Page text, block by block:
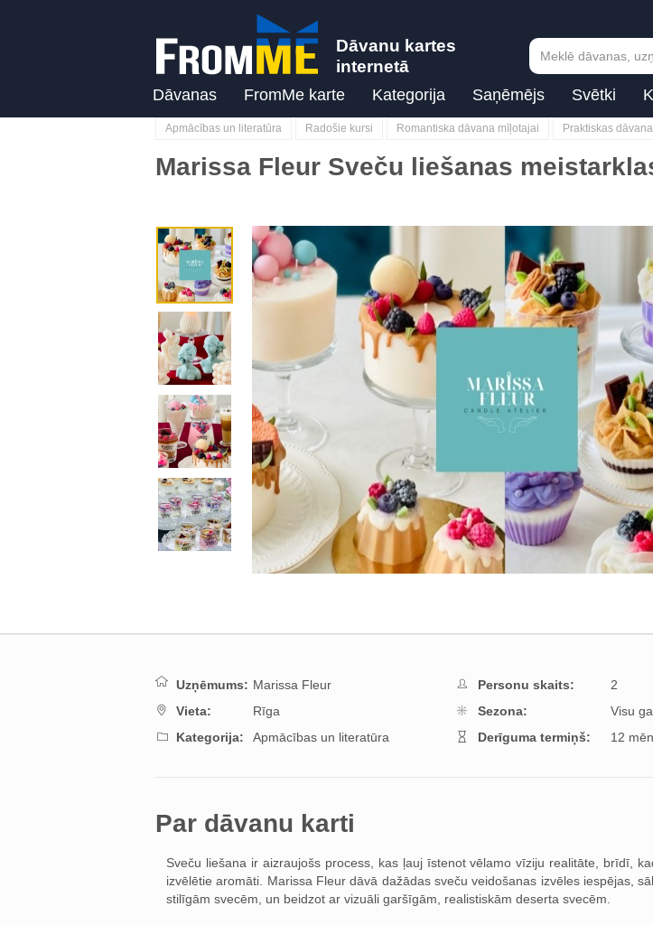
Dāvanu kartes
internetā
Dāvanas FromMe karte Kategorija Saņēmējs Svētki
Apmācības un literatūra Radošie kursi Romantiska dāvana mīļotajai Praktiskas
Marissa Fleur Sveču liešanas
Next
Uzņēmums: Marissa Fleur
Vieta:
Rīga
Kategorija:
Apmācības un literatūra
Personu skaits:
2
Sezona:
Visu
Derīguma termiņš:
12
Par dāvanu karti
Sveču liešana ir aizraujošs process, kas ļauj īstenot vēlamo vīziju realitāte, brīdī,
izvēlētie aromāti. Marissa Fleur dāvā dažādas sveču veidošanas izvēles iespējas,
stilīgām svecēm, un beidzot ar vizuāli garšīgām, realistiskām deserta svecēm.